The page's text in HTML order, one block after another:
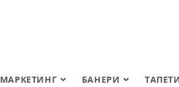
МАРКЕТИНГ БАНЕРИ